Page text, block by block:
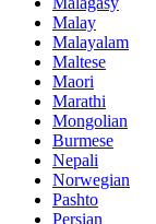
Malay
Malayalam
Maltese
Maori
Marathi
Mongolian
Burmese
Nepali
Norwegian
Pashto
Persian